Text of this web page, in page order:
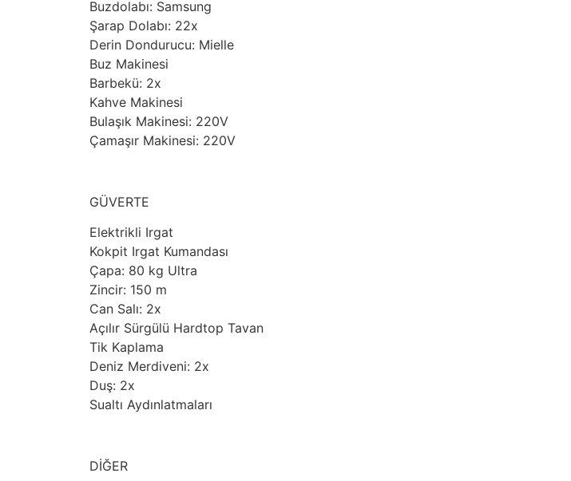
Buzdolabı: Samsung
Şarap Dolabı: 22x
Derin Dondurucu: Mielle
Buz Makinesi
Barbekü: 2x
Kahve Makinesi
Bulaşık Makinesi: 220V
Çamaşır Makinesi: 220V
GÜVERTE
Elektrikli Irgat
Kokpit Irgat Kumandası
Çapa: 80 kg Ultra
Zincir: 150 m
Can Salı: 2x
Açılır Sürgülü Hardtop Tavan
Tik Kaplama
Deniz Merdiveni: 2x
Duş: 2x
Sualtı Aydınlatmaları
DİĞER